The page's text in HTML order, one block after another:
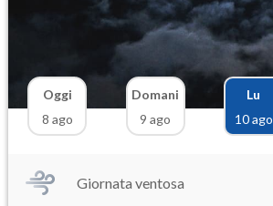
Oggi
8 ago
Domani
9 ago
Lu
10 ago
Giornata ventosa